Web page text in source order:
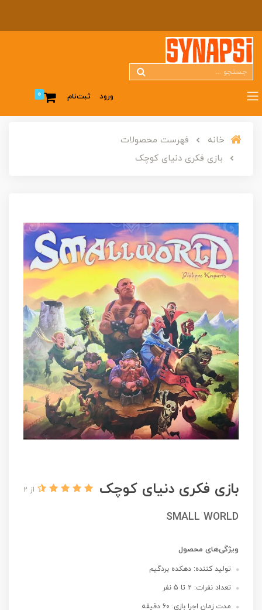
ورود ثبت‌نام 0
خانه
فهرست محصولات
بازی فکری دنیای کوچک
بازی فکری دنیای کوچک از 2
SMALL WORLD
ویژگی‌های محصول
تولید کننده: دهکده بردگیم
تعداد نفرات: 2 تا 5 نفر
مدت زمان اجرا بازی: 60 دقیقه